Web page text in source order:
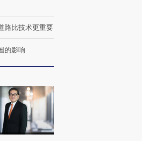
路比技术更重要
的影响